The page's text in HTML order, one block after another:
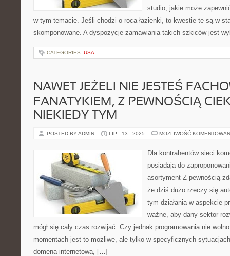
studio, jakie może
w tym temacie. Jeśli chodzi o roca łazienki, to kwestie te są w
skomponowane. A dyspozycje zamawiania takich szkiców jest
CATEGORIES: USA
NAWET JEŻELI NIE JESTEŚ
FANATYKIEM, Z PEWNOŚCIĄ
NIEKIEDY TYM
POSTED BY ADMIN LIP - 13 - 2025 MOŻLIWOŚĆ
Dla kontrahentów sieci
posiadają do
asortyment Z pewnością
że dziś dużo rzeczy się
tym działania w aspekcie
ważne, aby dany sektor
mógł się cały czas rozwijać. Czy jednak programowania nie
momentach jest to możliwe, ale tylko w specyficznych
domena internetowa, […]